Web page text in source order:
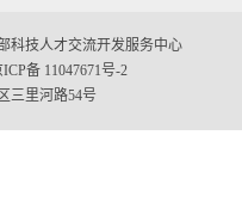
科技人才交流开发服务中心
备 11047671号-2
三里河路54号